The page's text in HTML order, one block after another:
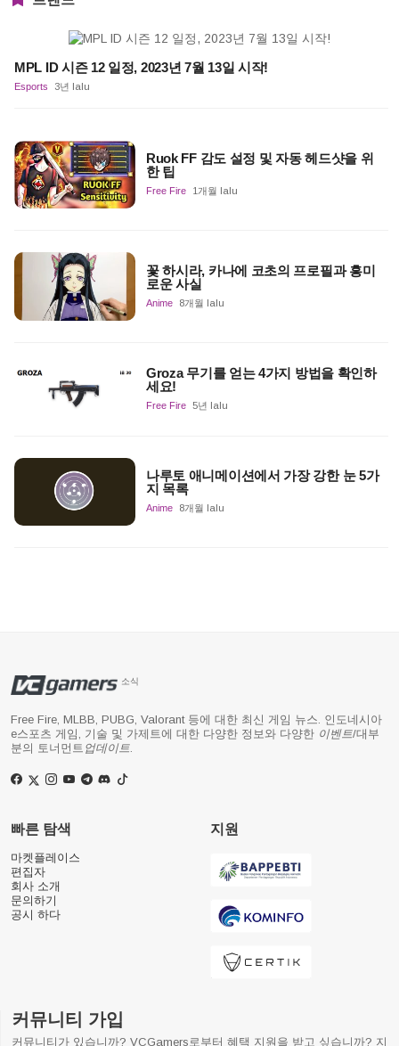
MPL ID 시즌 12 일정, 2023년 7월 13일 시작!
Esports 3년 lalu
Ruok FF 감도 설정 및 자동 헤드샷을 위
한 팁
Free Fire 1개월 lalu
꽃 하시라, 카나에 코초의 프로필과 흥미
로운 사실
Anime 8개월 lalu
Groza 무기를 얻는 4가지 방법을 확인하
세요!
Free Fire 5년 lalu
나루토 애니메이션에서 가장 강한 눈 5가
지 목록
Anime 8개월 lalu
소식
Free Fire, MLBB, PUBG, Valorant 등에 대한 최신 게임 뉴스. 인도네시아
e스포츠 게임, 기술 및 가제트에 대한 다양한 정보와 다양한 이벤트/대부
분의 토너먼트 업데이트
빠른 탐색
마켓플레이스
편집자
회사 소개
문의하기
공시 하다
지원
커뮤니티 가입
커뮤니티가 있습니까? VCGamers로부터 혜택 지원을 받고 싶습니까? 지